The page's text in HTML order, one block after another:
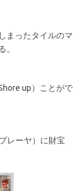
まったタイルのマ
。
up）ことがで
レーヤ）に財宝